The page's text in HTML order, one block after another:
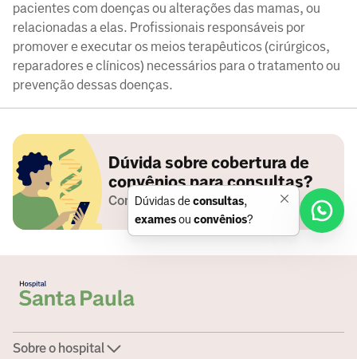
pacientes com doenças ou alterações das mamas, ou
relacionadas a elas. Profissionais responsáveis por
promover e executar os meios terapêuticos (cirúrgicos,
reparadores e clínicos) necessários para o tratamento ou
prevenção dessas doenças.
Dúvida sobre cobertura de
convênios para consultas?
Conferir operadoras aceitas
Sobre o hospital
Dúvidas deconsultas,
examesou convênios?